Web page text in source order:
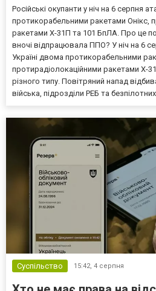
Російські окупанти у ніч на 6 серпня
протикорабельними ракетами Онікс,
ракетами Х-31П та 101 БпЛА. Про це
вночі відпрацювала ППО? У ніч на 6
Україні двома протикорабельними
протирадіолокаційними ракетами Х-
різного типу. Повітряний напад
війська, підрозділи РЕБ та
Суспільство 15:42, 4 серпня